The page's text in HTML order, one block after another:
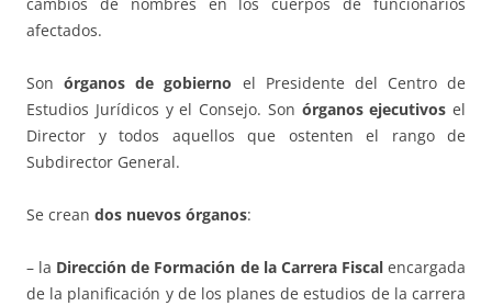
afectados.
Sonórganos de gobierno el Presidente del Centro de
Estudios Jurídicos y el Consejo. Son órganos ejecutivos el
Director y todos aquellos que ostenten el rango de
Subdirector General.
Se crean dos nuevos órganos:
– la Dirección de Formación de la Carrera Fiscalencargada
de la planificación y de los planes de estudios de la carrera